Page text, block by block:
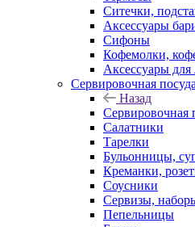
Ситечки,
Аксессуары
Сифоны
Кофемолки,
Аксессуары для
Сервировочная посуда
Назад
Сервировочная
Салатники
Тарелки
Бульонницы,
Креманки,
Соусники
Сервизы,
Пепельницы